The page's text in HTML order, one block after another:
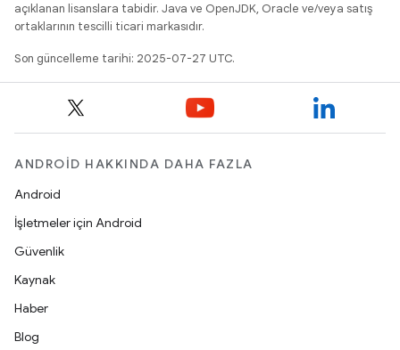
açıklanan lisanslara tabidir. Java ve OpenJDK, Oracle ve/veya satış
ortaklarının tescilli ticari markasıdır.
Son güncelleme tarihi: 2025-07-27 UTC.
ANDROID HAKKINDA DAHA FAZLA
Android
İşletmeler için Android
Güvenlik
Kaynak
Haber
Blog